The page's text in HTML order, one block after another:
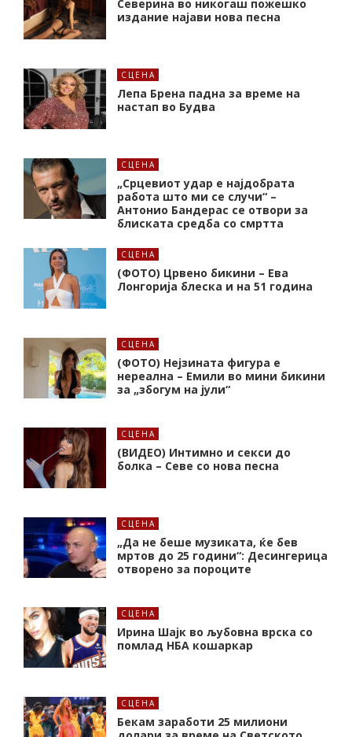
Северина во никогаш пожешко
издание најави нова песна
СЦЕНА
Лепа Брена падна за време на
настап во Будва
СЦЕНА
„Срцевиот удар е најдобрата
работа што ми се случи“ –
Антонио Бандерас се отвори за
блиската средба со смртта
СЦЕНА
(ФОТО) Црвено бикини – Ева
Лонгорија блеска и на 51 година
СЦЕНА
(ФОТО) Нејзината фигура е
нереална – Емили во мини бикини
за „збогум на јули“
СЦЕНА
(ВИДЕО) Интимно и секси до
болка – Севе со нова песна
СЦЕНА
„Да не беше музиката, ќе бев
мртов до 25 години“: Десингерица
отворено за пороците
СЦЕНА
Ирина Шајк во љубовна врска со
помлад НБА кошаркар
СЦЕНА
Бекам заработи 25 милиони